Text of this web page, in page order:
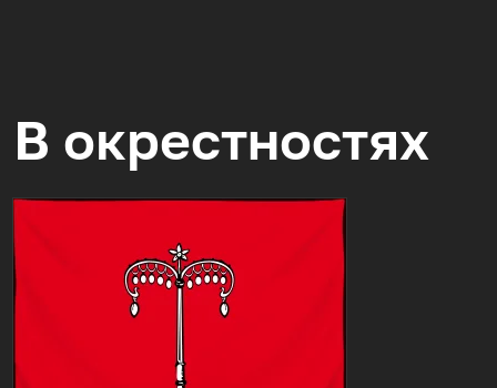
В окрестностях